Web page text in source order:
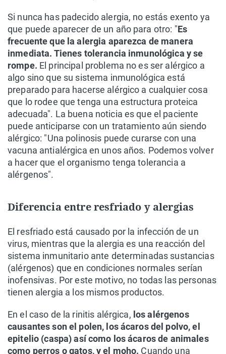
Si nunca has padecido alergia, no estás exento ya
que puede aparecer de un año para otro: "Es
frecuente que la alergia aparezca de manera
inmediata. Tienes tolerancia inmunológica y se
rompe. El principal problema no es ser alérgico a
algo sino que su sistema inmunológica está
preparado para hacerse alérgico a cualquier cosa
que lo rodee que tenga una estructura proteica
adecuada". La buena noticia es que el paciente
puede anticiparse con un tratamiento aún siendo
alérgico: "Una polinosis puede curarse con una
vacuna antialérgica en unos años. Podemos volver
a hacer que el organismo tenga tolerancia a
alérgenos".
Diferencia entre resfriado y alergias
El resfriado está causado por la infección de un
virus, mientras que la alergia es una reacción del
sistema inmunitario ante determinadas sustancias
(alérgenos) que en condiciones normales serían
inofensivas. Por este motivo, no todas las personas
tienen alergia a los mismos productos.
En el caso de la rinitis alérgica, los alérgenos
causantes son el polen, los ácaros del polvo, el
epitelio (caspa) así como los ácaros de animales
como perros o gatos, y el moho. Cuando una